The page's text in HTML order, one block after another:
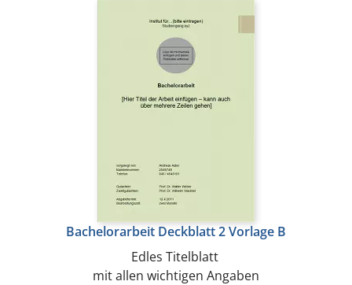
Bachelorarbeit Deckblatt 2 Vorlage B
Edles Titelblatt
mit allen wichtigen Angaben